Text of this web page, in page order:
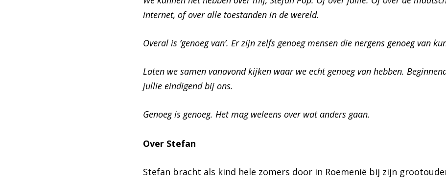
internet, of over alle toestanden in de wereld.
Overal is ‘genoeg van’. Er zijn zelfs genoeg mensen die nergens genoeg van
Laten we samen vanavond kijken waar we echt genoeg van hebben.
jullie eindigend bij ons.
Genoeg is genoeg. Het mag weleens over wat anders gaan.
Over Stefan
Stefan bracht als kind hele zomers door in Roemenië bij zijn
Inzoomen